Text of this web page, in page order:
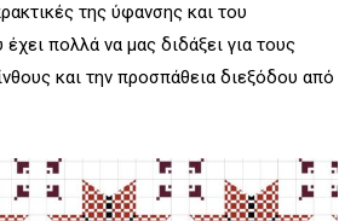
της ύφανσης και του
πολλά να μας διδάξει για τους
και την προσπάθεια διεξόδου από